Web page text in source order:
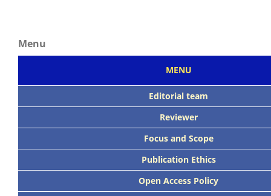
Menu
MENU
Editorial team
Reviewer
Focus and Scope
Publication Ethics
Open Access Policy